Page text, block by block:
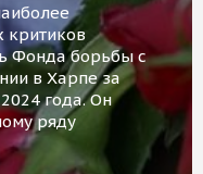
критиков
Фонда борьбы с
в Харпе за
года. Он
ряду